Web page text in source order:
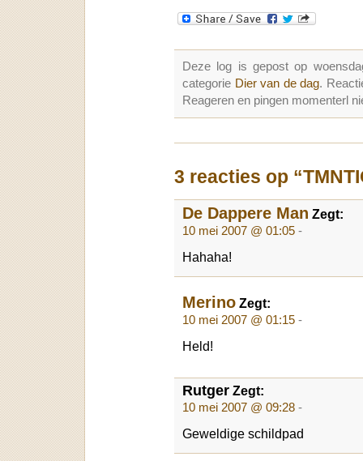
Deze log is gepost op
categorie Dier van de dag.
Reageren en pingen momenterl
3 reacties op
De Dappere Man Zegt:
10 mei 2007 @ 01:05 -
Hahaha!
Merino Zegt:
10 mei 2007 @ 01:15 -
Held!
Rutger Zegt:
10 mei 2007 @ 09:28 -
Geweldige schildpad